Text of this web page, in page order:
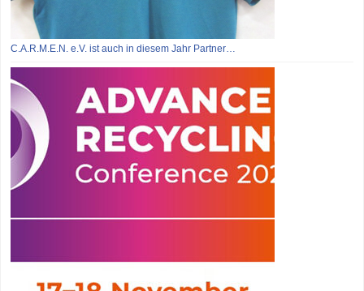
C.A.R.M.E.N. e.V. ist auch in diesem Jahr Partner…